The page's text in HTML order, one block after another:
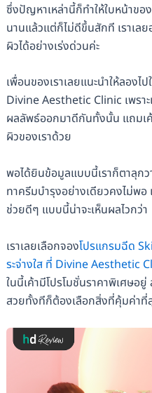
ซึ่งปัญหาเหล่านี้ก็ทำให้ใบหน้าขอ
นานแล้วแต่ก็ไม่ดีขึ้นสักที เราเ
ผิวได้อย่างเร่งด่วนค่ะ
เพื่อนของเราเลยแนะนำให้ลอง
Divine Aesthetic Clinic เพรา
ผลลัพธ์ออกมาดีกันทั้งนั้น แถมเ
ผิวของเราด้วย
พอได้ยินข้อมูลแบบนี้เราก็ตาลุกว
ทาครีมบำรุงอย่างเดียวคงไม่พอ
ช่วยดีๆ แบบนี้น่าจะเห็นผลไวกว่า
เราเลยเลือกจองโปรแกรมฉีด
ระจ่างใส ที่ Divine Aesthetic
ในนี้เค้ามีโปรโมชั่นราคาพิเศษอยู่
สวยทั้งทีก็ต้องเลือกสิ่งที่คุ้มค่าที่